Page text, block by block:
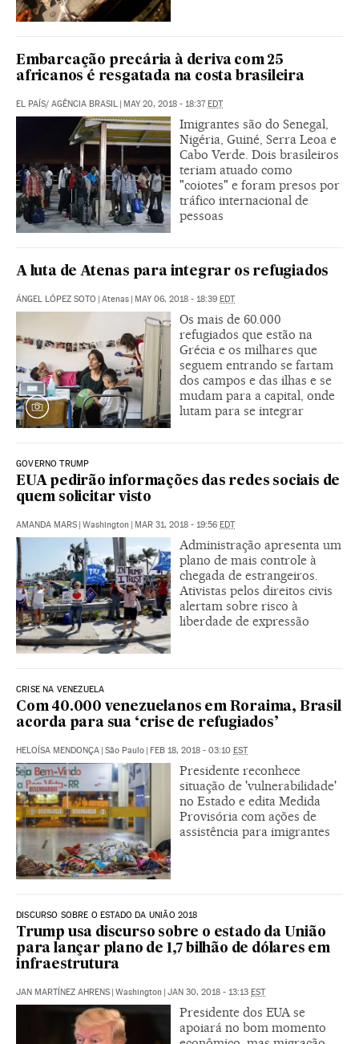
Embarcação precária à deriva com 25
africanos é resgatada na costa brasileira
EL PAÍS/ AGÊNCIA BRASIL | MAY 20, 2018 - 18:37EDT
Imigrantes são do Senegal,
Nigéria, Guiné, Serra Leoa e
Cabo Verde. Dois brasileiros
teriam atuado como
"coiotes" e foram presos por
tráfico internacional de
pessoas
A luta de Atenas para integrar os refugiados
ÁNGEL LÓPEZ SOTO | Atenas | MAY 06, 2018 - 18:39 EDT
Os mais de 60.000
refugiados que estão na
Grécia e os milhares que
seguem entrando se fartam
dos campos e das ilhas e se
mudam para a capital, onde
lutam para se integrar
GOVERNO TRUMP
EUA pedirão informações das redes sociais de
quem solicitar visto
AMANDA MARS | Washington | MAR 31, 2018 - 19:56 EDT
Administração apresenta um
plano de mais controle à
chegada de estrangeiros.
Ativistas pelos direitos civis
alertam sobre risco à
liberdade de expressão
CRISE NA VENEZUELA
Com 40.000 venezuelanos em Roraima, Brasil
acorda para sua ‘crise de refugiados’
HELOÍSA MENDONÇA | São Paulo | FEB 18, 2018 - 03:10 EST
Presidente reconhece
situação de 'vulnerabilidade'
no Estado e edita Medida
Provisória com ações de
assistência para imigrantes
DISCURSO SOBRE O ESTADO DA UNIÃO 2018
Trump usa discurso sobre o estado da União
para lançar plano de 1,7 bilhão de dólares em
infraestrutura
JAN MARTÍNEZ AHRENS | Washington | JAN 30, 2018 - 13:13 EST
Presidente dos EUA se
apoiará no bom momento